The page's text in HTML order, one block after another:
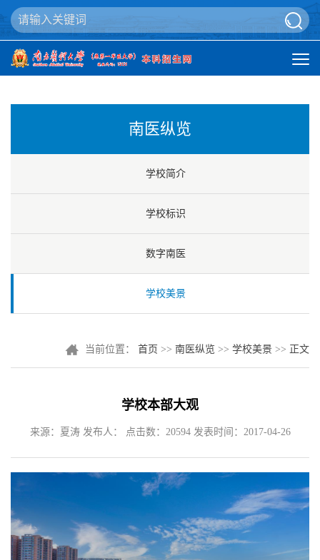
南医纵览
学校简介
学校标识
数字南医
学校美景
当前位置： 首页 >> 南医纵览 >> 学校美景 >> 正文
学校本部大观
来源：夏涛 发布人： 点击数： 20594发表时间：2017-04-26